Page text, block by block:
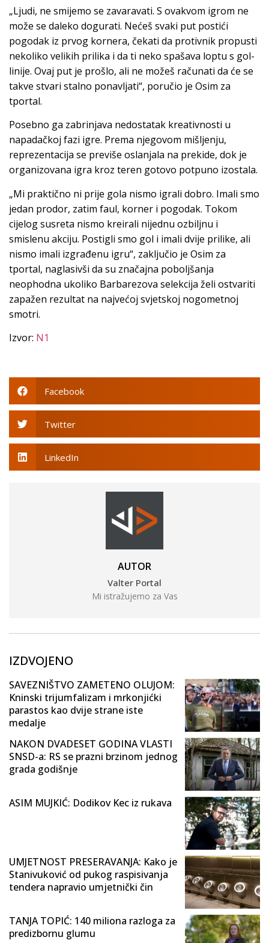
„Ljudi, ne smijemo se zavaravati. S ovakvom igrom ne
može se daleko dogurati. Nećeš svaki put postići
pogodak iz prvog kornera, čekati da protivnik propusti
nekoliko velikih prilika i da ti neko spašava loptu s gol-
linije. Ovaj put je prošlo, ali ne možeš računati da će se
takve stvari stalno ponavljati“, poručio je Osim za
tportal.
Posebno ga zabrinjava nedostatak kreativnosti u
napadačkoj fazi igre. Prema njegovom mišljenju,
reprezentacija se previše oslanjala na prekide, dok je
organizovana igra kroz teren gotovo potpuno izostala.
„Mi praktično ni prije gola nismo igrali dobro. Imali smo
jedan prodor, zatim faul, korner i pogodak. Tokom
cijelog susreta nismo kreirali nijednu ozbiljnu i
smislenu akciju. Postigli smo gol i imali dvije prilike, ali
nismo imali izgrađenu igru“, zaključio je Osim za
tportal, naglasivši da su značajna poboljšanja
neophodna ukoliko Barbarezova selekcija želi ostvariti
zapažen rezultat na najvećoj svjetskoj nogometnoj
smotri.
Izvor: N1
Facebook
Twitter
LinkedIn
AUTOR
Valter Portal
Mi istražujemo za Vas
IZDVOJENO
SAVEZNIŠTVO ZAMETENO OLUJOM:
Kninski trijumfalizam i mrkonjićki
parastos kao dvije strane iste
medalje
NAKON DVADESET GODINA VLASTI
SNSD-a: RS se prazni brzinom jednog
grada godišnje
ASIM MUJKIĆ: Dodikov Kec iz rukava
UMJETNOST PRESERAVANJA: Kako je
Stanivuković od pukog raspisivanja
tendera napravio umjetnički čin
TANJA TOPIĆ: 140 miliona razloga za
predizbornu glumu